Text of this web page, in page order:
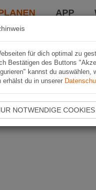
APP
für dich optimal zu
Bestätigen des Buttons
kannst du
erhälst du in unserer
NOTWENDIGE COOKIES